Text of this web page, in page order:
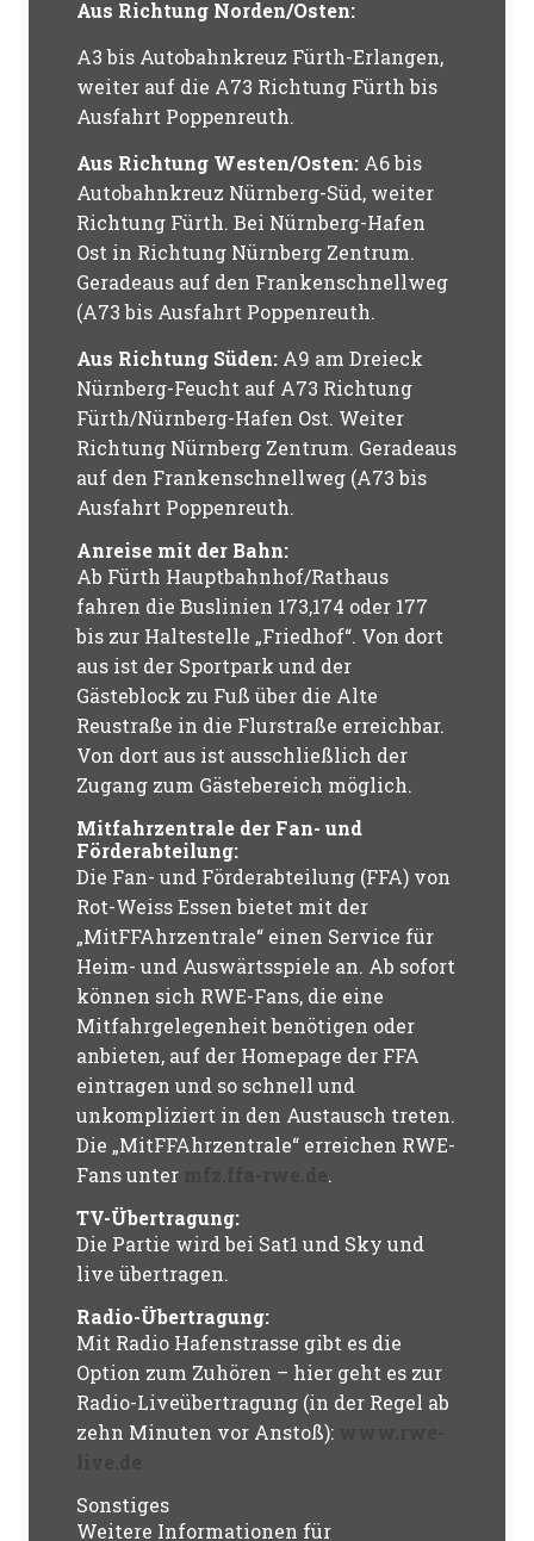
Aus Richtung Norden/Osten:
A3 bis Autobahnkreuz Fürth-Erlangen,
weiter auf die A73 Richtung Fürth bis
Ausfahrt Poppenreuth.
Aus Richtung Westen/Osten: A6 bis
Autobahnkreuz Nürnberg-Süd, weiter
Richtung Fürth. Bei Nürnberg-Hafen
Ost in Richtung Nürnberg Zentrum.
Geradeaus auf den Frankenschnellweg
(A73 bis Ausfahrt Poppenreuth.
Aus Richtung Süden: A9 am Dreieck
Nürnberg-Feucht auf A73 Richtung
Fürth/Nürnberg-Hafen Ost. Weiter
Richtung Nürnberg Zentrum. Geradeaus
auf den Frankenschnellweg (A73 bis
Ausfahrt Poppenreuth.
Anreise mit der Bahn:
Ab Fürth Hauptbahnhof/Rathaus
fahren die Buslinien 173,174 oder 177
bis zur Haltestelle „Friedhof“. Von dort
aus ist der Sportpark und der
Gästeblock zu Fuß über die Alte
Reustraße in die Flurstraße erreichbar.
Von dort aus ist ausschließlich der
Zugang zum Gästebereich möglich.
Mitfahrzentrale der Fan- und
Förderabteilung:
Die Fan- und Förderabteilung (FFA) von
Rot-Weiss Essen bietet mit der
„MitFFAhrzentrale“ einen Service für
Heim- und Auswärtsspiele an. Ab sofort
können sich RWE-Fans, die eine
Mitfahrgelegenheit benötigen oder
anbieten, auf der Homepage der FFA
eintragen und so schnell und
unkompliziert in den Austausch treten.
Die „MitFFAhrzentrale“ erreichen RWE-
Fans unter
.
TV-Übertragung:
Die Partie wird bei Sat1 und Sky und
live übertragen.
Radio-Übertragung:
Mit Radio Hafenstrasse gibt es die
Option zum Zuhören – hier geht es zur
Radio-Liveübertragung (in der Regel ab
zehn Minuten vor Anstoß):
Sonstiges
Weitere Informationen für